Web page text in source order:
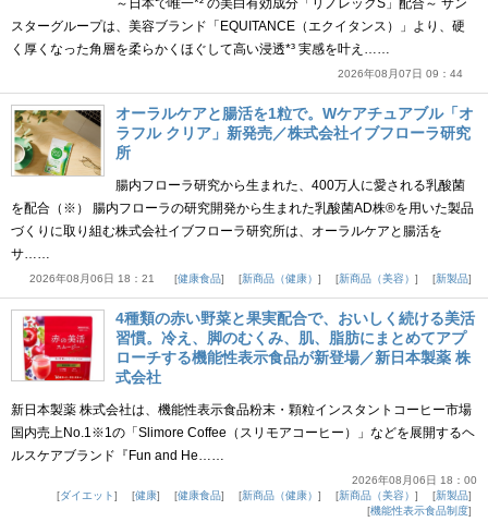
～日本で唯一*² の美白有効成分「リノレックS」配合～ サン
スターグループは、美容ブランド「EQUITANCE（エクイタンス）」より、硬
く厚くなった角層を柔らかくほぐして高い浸透*³ 実感を叶え……
2026年08月07日 09：44
オーラルケアと腸活を1粒で。Wケアチュアブル「オ
ラフル クリア」新発売／株式会社イブフローラ研究
所
腸内フローラ研究から生まれた、400万人に愛される乳酸菌
を配合（※） 腸内フローラの研究開発から生まれた乳酸菌AD株®を用いた製品
づくりに取り組む株式会社イブフローラ研究所は、オーラルケアと腸活を
サ……
2026年08月06日 18：21 健康食品 新商品（健康） 新商品（美容） 新製品
4種類の赤い野菜と果実配合で、おいしく続ける美活
習慣。冷え、脚のむくみ、肌、脂肪にまとめてアプ
ローチする機能性表示食品が新登場／新日本製薬 株
式会社
新日本製薬 株式会社は、機能性表示食品粉末・顆粒インスタントコーヒー市場
国内売上No.1※1の「Slimore Coffee（スリモアコーヒー）」などを展開するヘ
ルスケアブランド『Fun and He……
2026年08月06日 18：00
ダイエット
健康 健康食品 新商品（健康） 新商品（美容）
新製品
機能性表示食品制度